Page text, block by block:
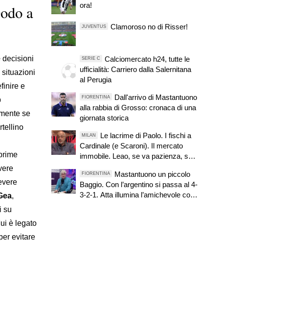
a
decisioni
situazioni
e
se
,
su
è legato
evitare
ora!
JUVENTUS Clamoroso no di Risser!
SERIE C
Calciomercato h24, tutte le
ufficialità: Carriero dalla Salernitana
al Perugia
FIORENTINA
Dall'arrivo di Mastantuono
alla rabbia di Grosso: cronaca di una
giornata storica
MILAN
Le lacrime di Paolo. I fischi a
Cardinale (e Scaroni). Il mercato
immobile. Leao, se va pazienza, se
FIORENTINA
Mastantuono un piccolo
Baggio. Con l’argentino si passa al 4-
3-2-1. Atta illumina l’amichevole con